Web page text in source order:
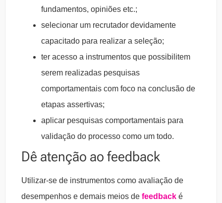
fundamentos, opiniões etc.;
selecionar um recrutador devidamente
capacitado para realizar a seleção;
ter acesso a instrumentos que possibilitem
serem realizadas pesquisas
comportamentais com foco na conclusão de
etapas assertivas;
aplicar pesquisas comportamentais para
validação do processo como um todo.
Dê atenção ao feedback
Utilizar-se de instrumentos como avaliação de
desempenhos e demais meios de feedback é